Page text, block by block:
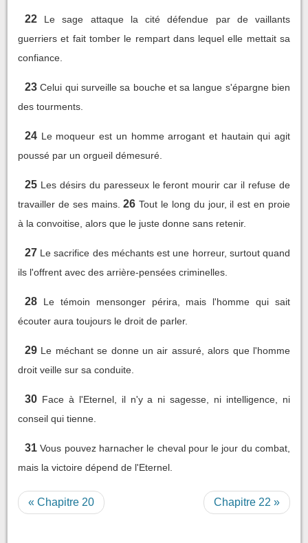
22
Le sage attaque la cité défendue par de vaillants
guerriers et fait tomber le rempart dans lequel elle mettait sa
confiance.
23 Celui qui surveille sa bouche et sa langue s'épargne bien
des tourments.
24 Le moqueur est un homme arrogant et hautain qui agit
poussé par un orgueil démesuré.
25 Les désirs du paresseux le feront mourir car il refuse de
travailler de ses mains. 26 Tout le long du jour, il est en proie
à la convoitise, alors que le juste donne sans retenir.
27 Le sacrifice des méchants est une horreur, surtout quand
ils l'offrent avec des arrière-pensées criminelles.
28
Le témoin mensonger périra, mais l'homme qui sait
écouter aura toujours le droit de parler.
29 Le méchant se donne un air assuré, alors que l'homme
droit veille sur sa conduite.
30 Face à l'Eternel, il n'y a ni sagesse, ni intelligence, ni
conseil qui tienne.
31 Vous pouvez harnacher le cheval pour le jour du combat,
mais la victoire dépend de l'Eternel.
« Chapitre 20 Chapitre 22 »